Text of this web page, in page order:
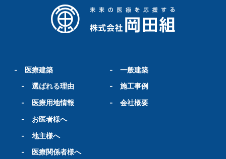
- 医療建築
- 選ばれる理由
- 医療用地情報
- お医者様へ
- 地主様へ
- 医療関係者様へ
-一般建築
-施工事例
-会社概要